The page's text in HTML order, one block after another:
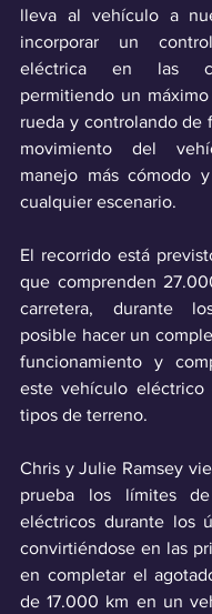
lleva al vehículo a
incorporar un
eléctrica en las
permitiendo un
rueda y controlando de
movimiento del
manejo más cómodo
cualquier escenario.
El recorrido está
que comprenden
carretera, durante
posible hacer un
funcionamiento y
este vehículo eléctrico
tipos de terreno.
Chris y Julie Ramsey
prueba los límites
eléctricos durante los
convirtiéndose en las
en completar el
de 17.000 km en un